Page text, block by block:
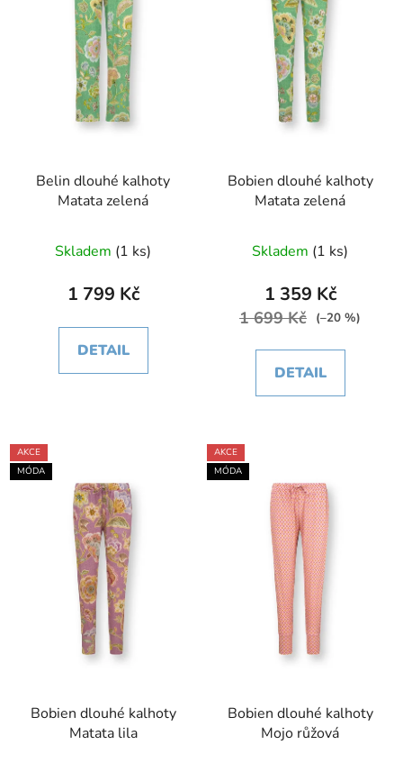
Belin dlouhé kalhoty
Matata zelená
Skladem (1 ks)
1 799 Kč
DETAIL
Bobien dlouhé kalhoty
Matata zelená
Skladem (1 ks)
1 359 Kč
1 699 Kč (–20 %)
DETAIL
AKCE
MÓDA
Bobien dlouhé kalhoty
Matata lila
AKCE
MÓDA
Bobien dlouhé kalhoty
Mojo růžová